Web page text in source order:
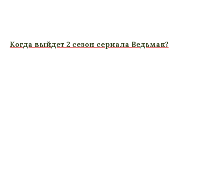
Когда выйдет 2 сезон сериала Ведьмак?